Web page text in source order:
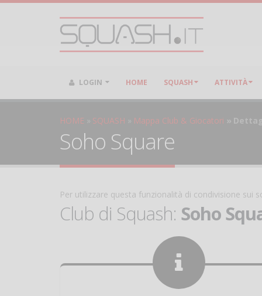
LOGIN HOME SQUASH ATTIVITÀ
HOME SQUASH Mappa Club & Giocatori
Soho Square
Per utilizzare questa funzionalità di condivisione sui
Club di Squash: Soho